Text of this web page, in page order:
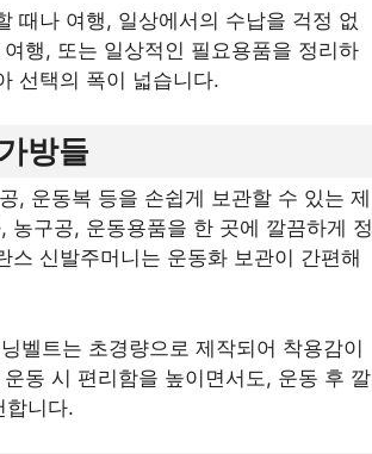
때나 여행, 일상에서의 수납을 걱정 없
행, 또는 일상적인 필요용품을 정리하
선택의 폭이 넓습니다.
방들
, 운동복 등을 손쉽게 보관할 수 있는 제
구공, 운동용품을 한 곳에 깔끔하게 정
신발주머니는 운동화 보관이 간편해
벨트는 초경량으로 제작되어 착용감이
동 시 편리함을 높이면서도, 운동 후 깔
합니다.